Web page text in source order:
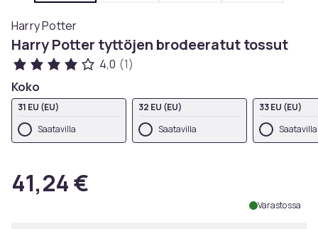
Harry Potter
Harry Potter tyttöjen brodeeratut tossut
4,0 (1)
Koko
31 EU (EU)
Saatavilla
32 EU (EU)
Saatavilla
33 EU (EU)
Saatavilla
41,24 €
Varastossa